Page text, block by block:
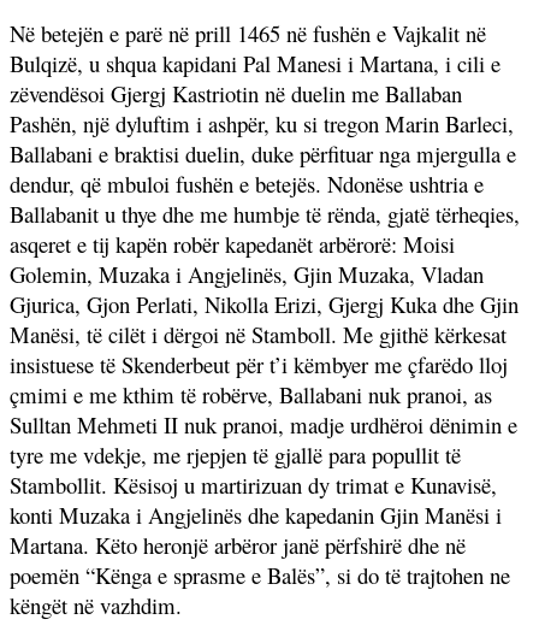
Në betejën e parë në prill 1465 në fushën e Vajkalit në
Bulqizë, u shqua kapidani Pal Manesi i Martana, i cili e
zëvendësoi Gjergj Kastriotin në duelin me Ballaban
Pashën, një dyluftim i ashpër, ku si tregon Marin Barleci,
Ballabani e braktisi duelin, duke përfituar nga mjergulla e
dendur, që mbuloi fushën e betejës. Ndonëse ushtria e
Ballabanit u thye dhe me humbje të rënda, gjatë tërheqies,
asqeret e tij kapën robër kapedanët arbërorë: Moisi
Golemin, Muzaka i Angjelinës, Gjin Muzaka, Vladan
Gjurica, Gjon Perlati, Nikolla Erizi, Gjergj Kuka dhe Gjin
Manësi, të cilët i dërgoi në Stamboll. Me gjithë kërkesat
insistuese të Skenderbeut për t’i këmbyer me çfarëdo lloj
çmimi e me kthim të robërve, Ballabani nuk pranoi, as
Sulltan Mehmeti II nuk pranoi, madje urdhëroi dënimin e
tyre me vdekje, me rjepjen të gjallë para popullit të
Stambollit. Kësisoj u martirizuan dy trimat e Kunavisë,
konti Muzaka i Angjelinës dhe kapedanin Gjin Manësi i
Martana. Këto heronjë arbëror janë përfshirë dhe në
poemën “Kënga e sprasme e Balës”, si do të trajtohen ne
këngët në vazhdim.